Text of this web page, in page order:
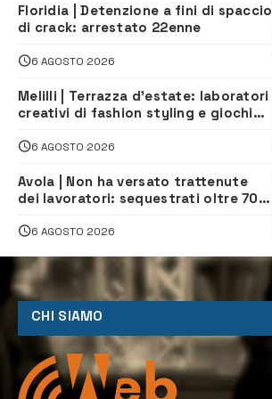
Floridia | Detenzione a fini di spaccio
di crack: arrestato 22enne
6 AGOSTO 2026
Melilli | Terrazza d’estate: laboratori
creativi di fashion styling e giochi
iscriversi
6 AGOSTO 2026
Avola | Non ha versato trattenute
dei lavoratori: sequestrati oltre 700
climatizzazione
6 AGOSTO 2026
CHI SIAMO